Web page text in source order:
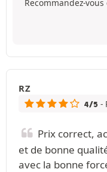
Recommandez-
RZ
4/5 -
Prix correct,
et de bonne
avec la bonne